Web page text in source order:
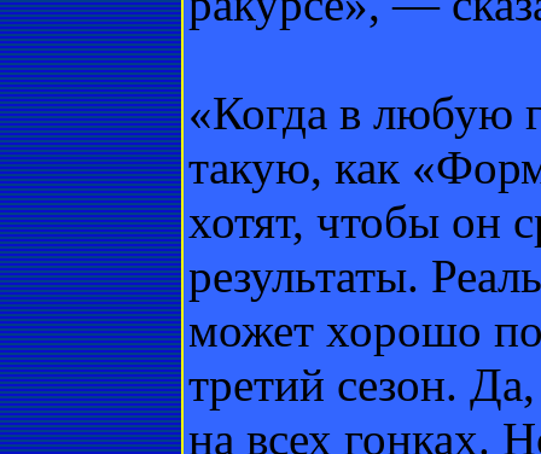
«Когда в любую
такую, как
хотят, чтобы он
результаты.
может хорошо
третий сезон.
на всех гонках.